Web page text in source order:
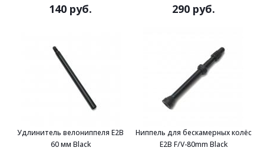
140 руб. 290 руб.
Удлинитель велониппеля E2B
60 мм Black
Ниппель для бескамерных колёс
E2B F/V-80mm Black